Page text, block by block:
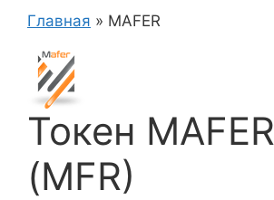
Главная » MAFER
Токен MAFER
(MFR)